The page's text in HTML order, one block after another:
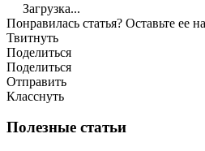
Загрузка...
Понравилась статья? Оставьте ее
Твитнуть
Поделиться
Поделиться
Отправить
Класснуть
Полезные статьи